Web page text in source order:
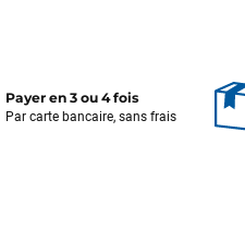
Payer en 3 ou 4 fois
Par carte bancaire, sans frais